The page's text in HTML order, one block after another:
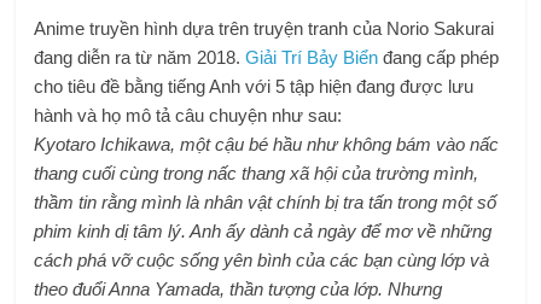
Anime truyền hình dựa trên truyện tranh của Norio Sakurai
đang diễn ra từ năm 2018.Giải Trí Bảy Biển đang cấp phép
cho tiêu đề bằng tiếng Anh với 5 tập hiện đang được lưu
hành và họ mô tả câu chuyện như sau:
Kyotaro Ichikawa, một cậu bé hầu như không bám vào nấc
thang cuối cùng trong nấc thang xã hội của trường mình,
thầm tin rằng mình là nhân vật chính bị tra tấn trong một số
phim kinh dị tâm lý. Anh ấy dành cả ngày để mơ về những
cách phá vỡ cuộc sống yên bình của các bạn cùng lớp và
theo đuổi Anna Yamada, thần tượng của lớp. Nhưng